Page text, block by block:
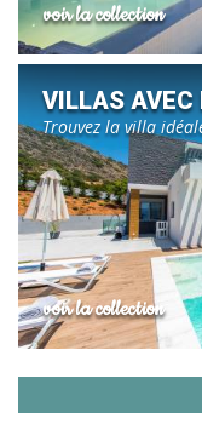
voir la collection
VILLAS AVEC
Trouvez la villa
voir la collection